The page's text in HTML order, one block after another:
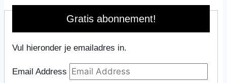
Gratis abonnement!
Vul hieronder je emailadres in.
Email Address